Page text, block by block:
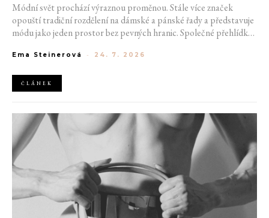
Módní svět prochází výraznou proměnou. Stále více značek
opouští tradiční rozdělení na dámské a pánské řady a představuje
módu jako jeden prostor bez pevných hranic. Společné přehlídky,
klasické týdny módy mohou brzy vypadat úplně jinak.
Ema Steinerová - 24. 7. 2026
ČLÁNEK